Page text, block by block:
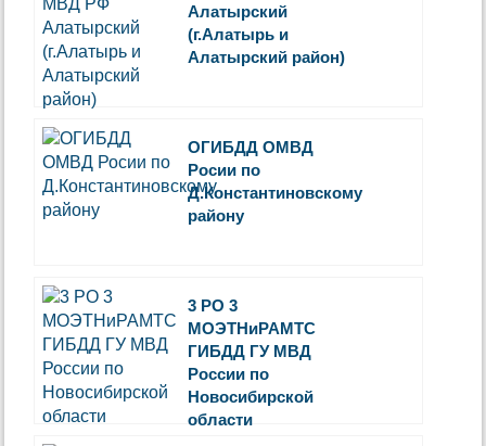
Алатырский
(г.Алатырь и
Алатырский район)
ОГИБДД ОМВД
Росии по
Д.Константиновскому
району
3 РО 3
МОЭТНиРАМТС
ГИБДД ГУ МВД
России по
Новосибирской
области